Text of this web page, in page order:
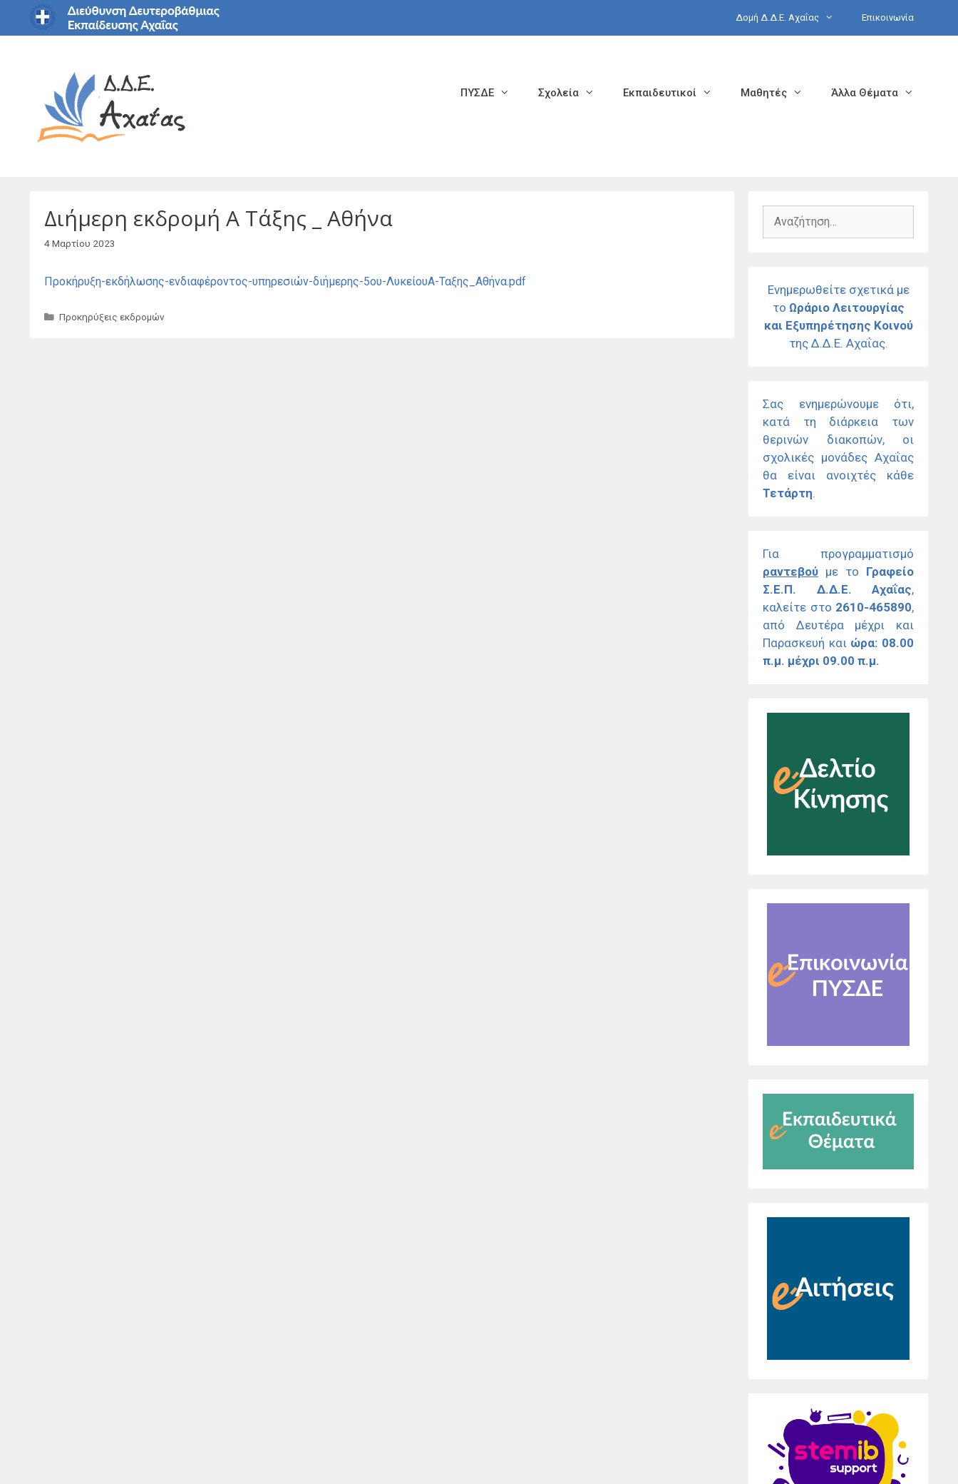
Μετάβαση
Δομή Δ.Δ.Ε. Αχαΐας Επικοινωνία
ΠΥΣΔΕ Σχολεία Εκπαιδευτικοί Μαθητές Άλλα Θέματα
Διήμερη εκδρομή Α Τάξης _ Αθήνα
4 Μαρτίου 2023
Προκήρυξη-εκδήλωσης-ενδιαφέροντος-υπηρεσιών-διήμερης-5ου-ΛυκείουΑ-Ταξης_Αθήνα.pdf
Κατηγορίες
Προκηρύξεις εκδρομών
Αναζήτηση
Ενημερωθείτε σχετικά με
το Ωράριο Λειτουργίας
και Εξυπηρέτησης Κοινού
της Δ.Δ.Ε. Αχαΐας.
Σας ενημερώνουμε ότι,
κατά τη διάρκεια των
θερινών διακοπών, οι
σχολικές μονάδες Αχαΐας
θα είναι ανοιχτές κάθε
Τετάρτη.
Για προγραμματισμό
ραντεβού με το Γραφείο
Σ.Ε.Π. Δ.Δ.Ε. Αχαΐας,
καλείτε στο 2610-465890,
από Δευτέρα μέχρι και
Παρασκευή και ώρα: 08.00
π.μ. μέχρι 09.00 π.μ.